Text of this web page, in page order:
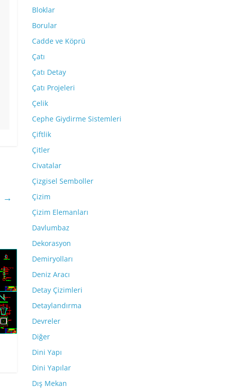
→
Bloklar
Borular
Cadde ve Köprü
Çatı
Çatı Detay
Çatı Projeleri
Çelik
Cephe Giydirme Sistemleri
Çiftlik
Çitler
Civatalar
Çizgisel Semboller
Çizim
Çizim Elemanları
Davlumbaz
Dekorasyon
Demiryolları
Deniz Aracı
Detay Çizimleri
Detaylandırma
Devreler
Diğer
Dini Yapı
Dini Yapılar
Dış Mekan